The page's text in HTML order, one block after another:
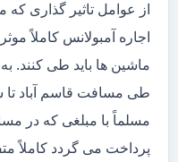
از عوامل تاثیر گذاری که
اجاره آمبولانس کاملاً
ماشین ها باید طی کنند.
طی مسافت قاسم آباد تا
مسلماً با مبلغی که در
پرداخت می گردد کاملاً